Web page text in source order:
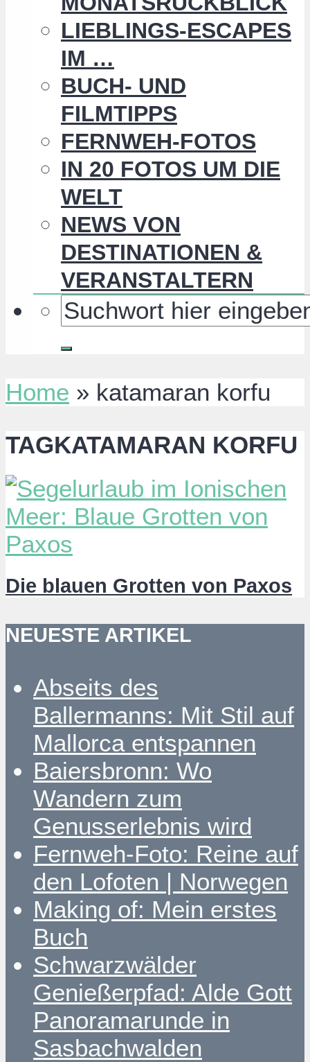
LIEBLINGS-ESCAPES
IM …
BUCH- UND
FILMTIPPS
FERNWEH-FOTOS
IN 20 FOTOS UM DIE
WELT
NEWS VON
DESTINATIONEN &
VERANSTALTERN
Home » katamaran korfu
TAGKATAMARAN KORFU
Die blauen Grotten von Paxos
NEUESTE ARTIKEL
Abseits des
Ballermanns: Mit Stil auf
Mallorca entspannen
Baiersbronn: Wo
Wandern zum
Genusserlebnis wird
Fernweh-Foto: Reine auf
den Lofoten | Norwegen
Making of: Mein erstes
Buch
Schwarzwälder
Genießerpfad: Alde Gott
Panoramarunde in
Sasbachwalden